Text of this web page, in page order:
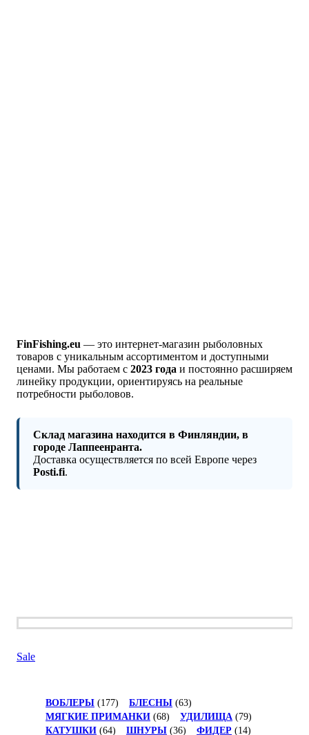
FinFishing.eu — это интернет‑магазин рыболовных
товаров с уникальным ассортиментом и доступными
ценами. Мы работаем с 2023 года и постоянно расширяем
линейку продукции, ориентируясь на реальные
потребности рыболовов.
Склад магазина находится в Финляндии, в
городе Лаппеенранта.
Доставка осуществляется по всей Европе через
Posti.fi.
Sale
ВОБЛЕРЫ (177) БЛЕСНЫ (63)
МЯГКИЕ ПРИМАНКИ (68) УДИЛИЩА (79)
КАТУШКИ (64) ШНУРЫ (36) ФИДЕР (14)